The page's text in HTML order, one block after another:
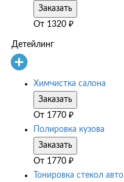
Заказать
От 1320 ₽
Детейлинг
Химчистка салона
Заказать
От 1770 ₽
Полировка кузова
Заказать
От 1770 ₽
Тонировка стекол авто